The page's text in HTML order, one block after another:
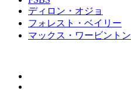
ディロン・オジョ
フォレスト・ベイリー
マックス・ワービントン